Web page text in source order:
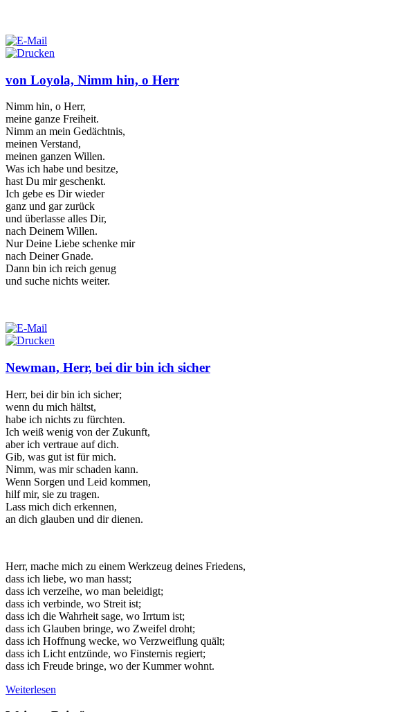
von Loyola, Nimm hin, o Herr
Nimm hin, o Herr,
meine ganze Freiheit.
Nimm an mein Gedächtnis,
meinen Verstand,
meinen ganzen Willen.
Was ich habe und besitze,
hast Du mir geschenkt.
Ich gebe es Dir wieder
ganz und gar zurück
und überlasse alles Dir,
nach Deinem Willen.
Nur Deine Liebe schenke mir
nach Deiner Gnade.
Dann bin ich reich genug
und suche nichts weiter.
Newman, Herr, bei dir bin ich sicher
Herr, bei dir bin ich sicher;
wenn du mich hältst,
habe ich nichts zu fürchten.
Ich weiß wenig von der Zukunft,
aber ich vertraue auf dich.
Gib, was gut ist für mich.
Nimm, was mir schaden kann.
Wenn Sorgen und Leid kommen,
hilf mir, sie zu tragen.
Lass mich dich erkennen,
an dich glauben und dir dienen.
Herr, mache mich zu einem Werkzeug deines Friedens,
dass ich liebe, wo man hasst;
dass ich verzeihe, wo man beleidigt;
dass ich verbinde, wo Streit ist;
dass ich die Wahrheit sage, wo Irrtum ist;
dass ich Glauben bringe, wo Zweifel droht;
dass ich Hoffnung wecke, wo Verzweiflung quält;
dass ich Licht entzünde, wo Finsternis regiert;
dass ich Freude bringe, wo der Kummer wohnt.
Weiterlesen